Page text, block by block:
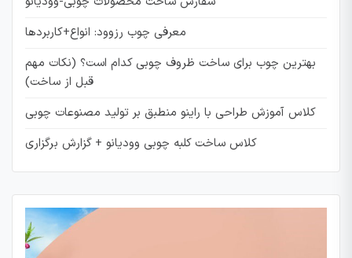
معرفی چوب رزوود: انواع+کاربردها
بهترین چوب برای ساخت ظروف چوبی کدام است؟ (نکات مهم
قبل از ساخت)
کلاس آموزش طراحی با راینو منطبق بر تولید مصنوعات چوبی
کلاس ساخت کلبه چوبی وودیانو + گزارش برگزاری